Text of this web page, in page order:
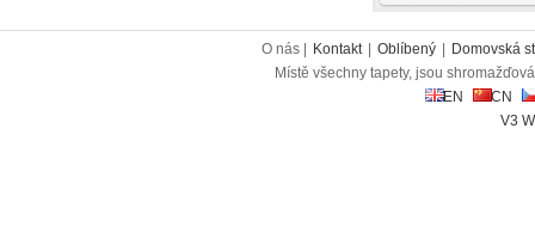
O nás | Kontakt Oblíbený
Domovská
Místě všechny tapety, jsou
EN
CN
V3